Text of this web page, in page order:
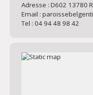
Adresse : D602 13780
Email :
Tel : 04 94 48 98 42